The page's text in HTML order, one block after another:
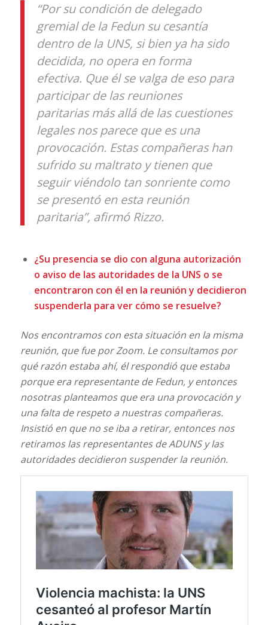
“Por su condición de delegado
gremial de la Fedun su cesantía
dentro de la UNS, si bien ya ha sido
decidida, no opera en forma
efectiva. Que él se valga de eso para
participar de las reuniones
paritarias más allá de las cuestiones
legales nos parece que es una
provocación. Estas compañeras han
sufrido su maltrato y tienen que
seguir viéndolo tan sonriente como
se presentó en esta reunión
paritaria”, afirmó Rizzo.
¿Su presencia se dio con alguna autorización
o aviso de las autoridades de la UNS o se
encontraron con él en la reunión y decidieron
suspenderla para ver cómo se resuelve?
Nos encontramos con esta situación en la misma
reunión, que fue por Zoom. Le consultamos por
qué razón estaba ahí, él respondió que estaba
porque era representante de Fedun, y entonces
nosotras planteamos que era una provocación y
una falta de respeto a nuestras compañeras.
Insistió en que no se iba a retirar, entonces nos
retiramos las representantes de ADUNS y las
autoridades decidieron suspender la reunión.